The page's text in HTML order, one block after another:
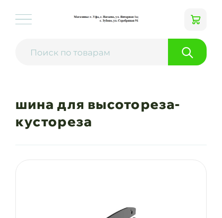
шина для высотореза-
кустореза